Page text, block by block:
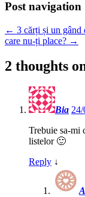
Post navigation
← 3 cărți și un gând
care nu-ți place? →
2 thoughts
Bia
Trebuie sa-mi
listelor 🙂
Reply ↓